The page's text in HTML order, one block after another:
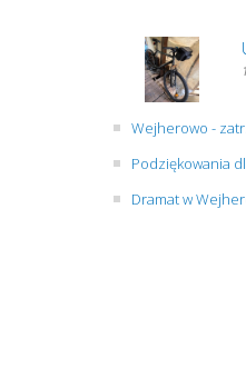
Wejherowo -
Podziękowania
Dramat w